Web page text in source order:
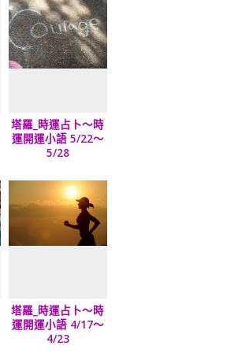
塔羅_時運占卜～時
運開運小語 5/22～
5/28
塔羅_時運占卜～時
運開運小語 4/17～
4/23